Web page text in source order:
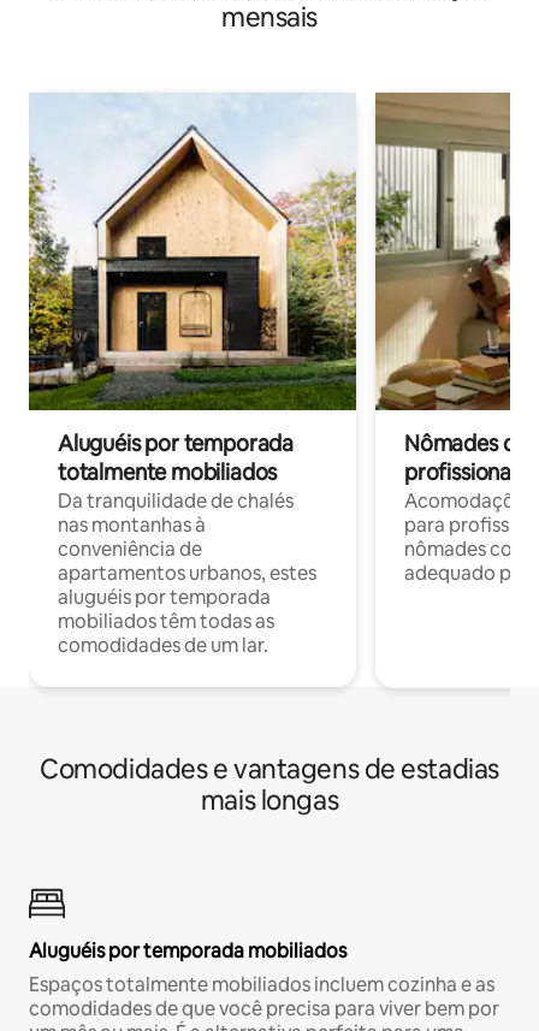
mensais
Aluguéis por temporada
totalmente mobiliados
Da tranquilidade de chalés
nas montanhas à
conveniência de
apartamentos urbanos, estes
aluguéis por temporada
mobiliados têm todas as
comodidades de um lar.
Nômades
profissionais
para
nômades com
adequado
Comodidades e vantagens de estadias
mais longas
Aluguéis por temporada mobiliados
Espaços totalmente mobiliados incluem cozinha e as
comodidades de que você precisa para viver bem por